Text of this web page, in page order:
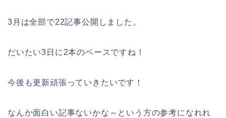
3月は全部で22記事公開しました。
だいたい3日に2本のペースですね！
今後も更新頑張っていきたいです！
なんか面白い記事ないかな～という方の参考になれれ